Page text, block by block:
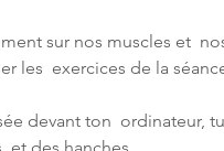
sur nos muscles et
les  exercices de la
devant ton  ordinateur,